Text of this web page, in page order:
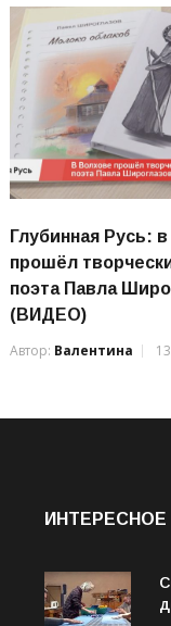
Глубинная Русь:
прошёл
поэта Павла
(ВИДЕО)
Автор: Валентина
ИНТЕРЕСНОЕ